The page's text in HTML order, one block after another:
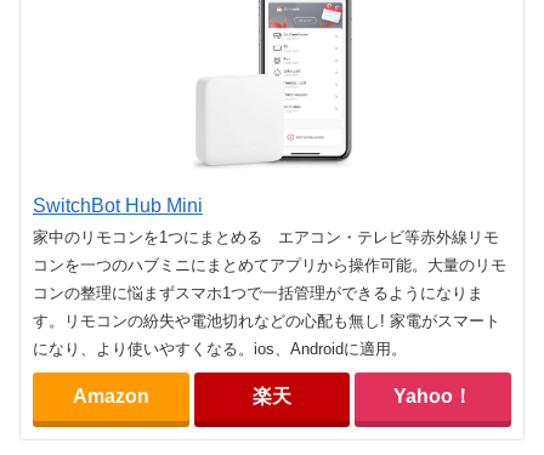
SwitchBot Hub Mini
家中のリモコンを1つにまとめる エアコン・テレビ等赤外線リモ
コンを一つのハブミニにまとめてアプリから操作可能。大量のリモ
コンの整理に悩まずスマホ1つで一括管理ができるようになりま
す。リモコンの紛失や電池切れなどの心配も無し! 家電がスマート
になり、より使いやすくなる。ios、Androidに適用。
Amazon 楽天 Yahoo！